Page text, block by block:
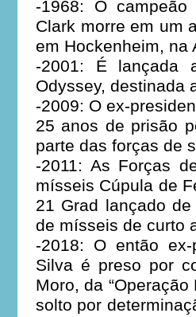
-1968: O
Clark morre em um
em Hockenheim, na
-2001: É lançada
Odyssey, destinada
-2009: O ex-
25 anos de prisão
parte das forças de
-2011: As Forças
mísseis Cúpula de
21 Grad lançado
de mísseis de curto
-2018: O então
Silva é preso por
Moro, da
solto por